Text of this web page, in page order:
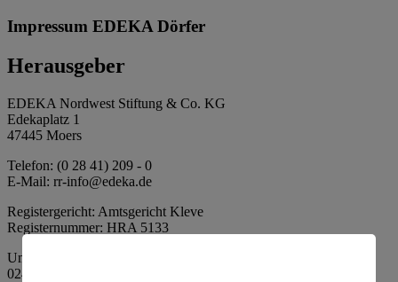
Impressum EDEKA Dörfer
Herausgeber
EDEKA Nordwest Stiftung & Co. KG
Edekaplatz 1
47445 Moers
Telefon: (0 28 41) 209 - 0
E-Mail: rr-info@edeka.de
Registergericht: Amtsgericht Kleve
Registernummer: HRA 5133
Umsatzsteuer-Identifikationsnummer gem. § 27a UStG: DE 335
024 695